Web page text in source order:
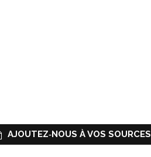
AJOUTEZ‑NOUS À VOS SOURCES